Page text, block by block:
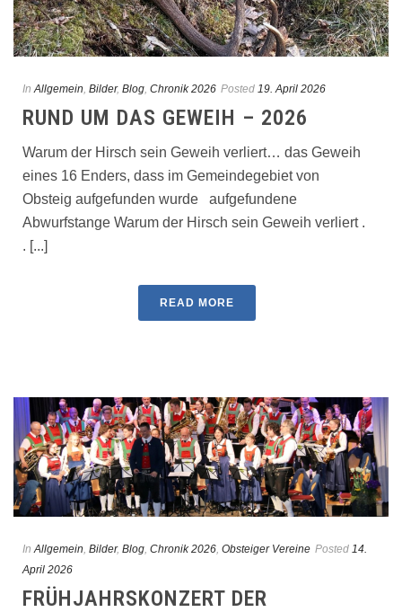
In Allgemein Bilder, Blog Chronik 2026 Posted 19. April 2026
RUND UM DAS GEWEIH – 2026
Warum der Hirsch sein Geweih verliert… das Geweih
eines 16 Enders, dass im Gemeindegebiet von
Obsteig aufgefunden wurde aufgefundene
Abwurfstange Warum der Hirsch sein Geweih verliert .
. [...]
READ MORE
In Allgemein Bilder, Blog Chronik 2026 Obsteiger Vereine Posted 14.
April 2026
FRÜHJAHRSKONZERT DER